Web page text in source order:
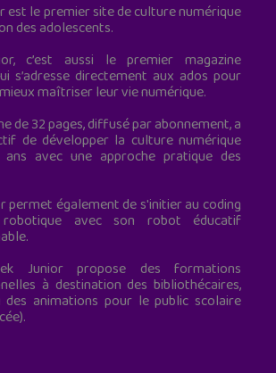
est le premier site de culture numérique
des adolescents.
c’est aussi le premier magazine
s’adresse directement aux ados pour
maîtriser leur vie numérique.
de 32 pages, diffusé par abonnement, a
de développer la culture numérique
ans avec une approche pratique des
permet également de s'initier au coding
avec son robot éducatif
Junior propose des formations
à destination des bibliothécaires,
des animations pour le public scolaire